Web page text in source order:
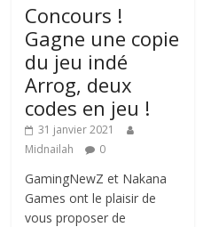
Concours !
Gagne une copie
du jeu indé
Arrog, deux
codes en jeu !
31 janvier 2021
Midnailah
0
GamingNewZ et Nakana
Games ont le plaisir de
vous proposer de